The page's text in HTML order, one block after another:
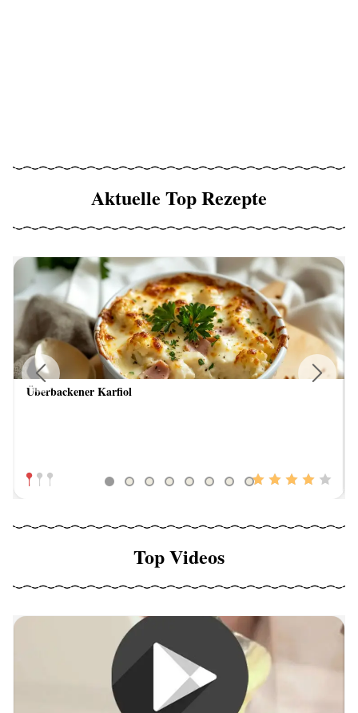
Aktuelle Top Rezepte
Überbackener Karfiol
Previous
Top Videos